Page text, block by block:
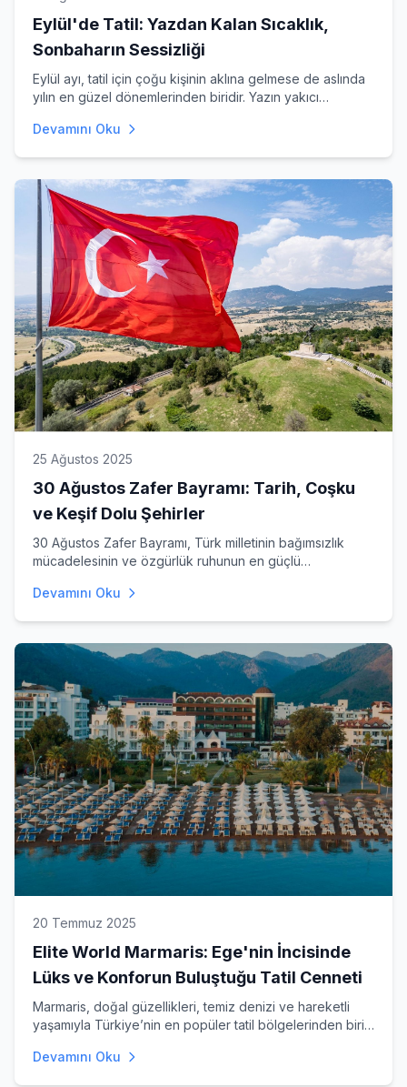
Eylül'de Tatil: Yazdan Kalan Sıcaklık,
Sonbaharın Sessizliği
Eylül ayı, tatil için çoğu kişinin aklına gelmese de aslında
yılın en güzel dönemlerinden biridir. Yazın yakıcı
Devamını Oku
25 Ağustos 2025
30 Ağustos Zafer Bayramı: Tarih, Coşku
ve Keşif Dolu Şehirler
30 Ağustos Zafer Bayramı, Türk milletinin bağımsızlık
mücadelesinin ve özgürlük ruhunun en güçlü
Devamını Oku
20 Temmuz 2025
Elite World Marmaris: Ege'nin İncisinde
Lüks ve Konforun Buluştuğu Tatil Cenneti
Marmaris, doğal güzellikleri, temiz denizi ve hareketli
yaşamıyla Türkiye’nin en popüler tatil bölgelerinden biri.
Devamını Oku